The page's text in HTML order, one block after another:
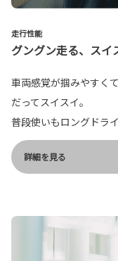
走行性能
グングン走る、スイ
車両感覚が掴みやすく
だってスイスイ。
普段使いもロングドラ
詳細を見る